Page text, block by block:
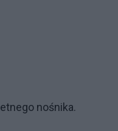
nośnika.